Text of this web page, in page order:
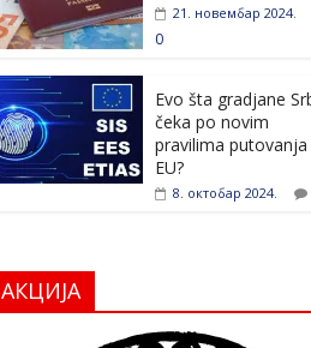
21. новембар 2024.
0
Evo šta gradjane
čeka po novim
pravilima putovanja
EU?
8. октобар 2024.
АКЦИЈА